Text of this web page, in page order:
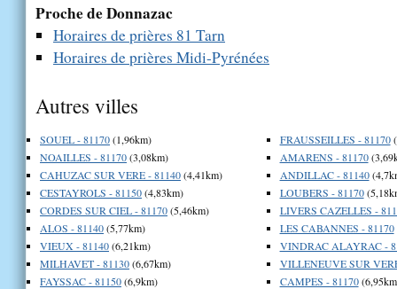
Proche de Donnazac
Horaires de prières 81 Tarn
Horaires de prières Midi-Pyrénées
Autres villes
SOUEL - 81170(1,96km)
NOAILLES - 81170(3,08km)
CAHUZAC SUR VERE - 81140(4,41km)
CESTAYROLS - 81150(4,83km)
CORDES SUR CIEL - 81170(5,46km)
ALOS - 81140(5,77km)
VIEUX - 81140(6,21km)
MILHAVET - 81130(6,67km)
FAYSSAC - 81150(6,9km)
FRAUSSEILLES - 81170
AMARENS - 81170
ANDILLAC - 81140
LOUBERS - 81170
LIVERS CAZELLES -
LES CABANNES - 81170
VINDRAC ALAYRAC -
VILLENEUVE SUR
CAMPES - 81170